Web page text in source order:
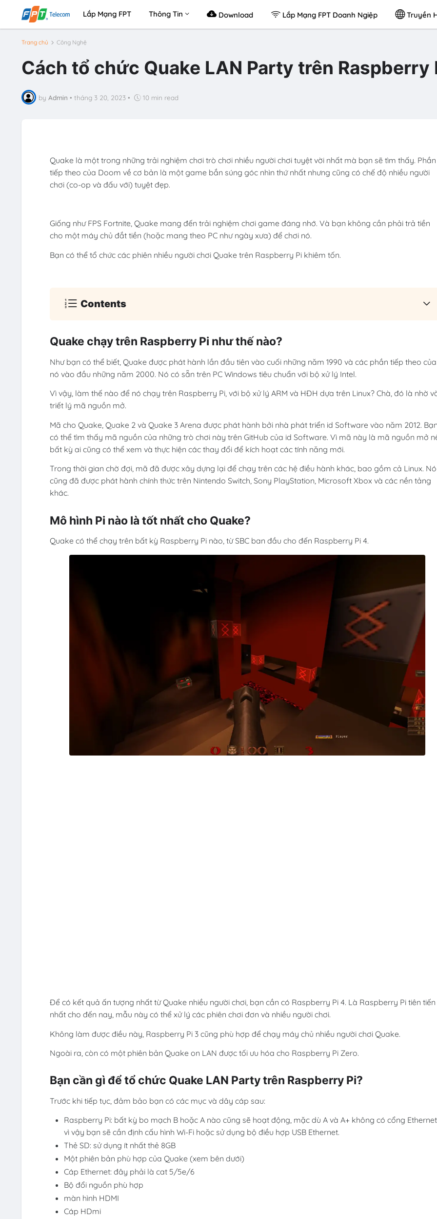
Lắp Mạng FPT Thông Tin Download Lắp Mạng FPT Doanh Ngiệp Truyền
Trang chủ Công Nghệ
Cách tổ chức Quake LAN Party trên Raspberry
by Admin • tháng 3 20, 2023 • 10 min read
Quake là một trong những trải nghiệm chơi trò chơi nhiều người chơi tuyệt vời nhất mà bạn sẽ tìm thấy. Phần
tiếp theo của Doom về cơ bản là một game bắn súng góc nhìn thứ nhất nhưng cũng có chế độ nhiều người
chơi (co-op và đấu với) tuyệt đẹp.
Giống như FPS Fortnite, Quake mang đến trải nghiệm chơi game đáng nhớ. Và bạn không cần phải trả tiền
cho một máy chủ đắt tiền (hoặc mang theo PC như ngày xưa) để chơi nó.
Bạn có thể tổ chức các phiên nhiều người chơi Quake trên Raspberry Pi khiêm tốn.
Contents
Quake chạy trên Raspberry Pi như thế nào?
Như bạn có thể biết, Quake được phát hành lần đầu tiên vào cuối những năm 1990 và các phần tiếp theo của
nó vào đầu những năm 2000. Nó có sẵn trên PC Windows tiêu chuẩn với bộ xử lý Intel.
Vì vậy, làm thế nào để nó chạy trên Raspberry Pi, với bộ xử lý ARM và HĐH dựa trên Linux? Chà, đó là nhờ
triết lý mã nguồn mở.
Mã cho Quake, Quake 2 và Quake 3 Arena được phát hành bởi nhà phát triển id Software vào năm 2012.
có thể tìm thấy mã nguồn của những trò chơi này trên GitHub của id Software. Vì mã này là mã nguồn mở
bất kỳ ai cũng có thể xem và thực hiện các thay đổi để kích hoạt các tính năng mới.
Trong thời gian chờ đợi, mã đã được xây dựng lại để chạy trên các hệ điều hành khác, bao gồm cả Linux. Nó
cũng đã được phát hành chính thức trên Nintendo Switch, Sony PlayStation, Microsoft Xbox và các nền tảng
khác.
Mô hình Pi nào là tốt nhất cho Quake?
Quake có thể chạy trên bất kỳ Raspberry Pi nào, từ SBC ban đầu cho đến Raspberry Pi 4.
Để có kết quả ấn tượng nhất từ ​​Quake nhiều người chơi, bạn cần có Raspberry Pi 4. Là Raspberry Pi tiên tiến
nhất cho đến nay, mẫu này có thể xử lý các phiên chơi đơn và nhiều người chơi.
Không làm được điều này, Raspberry Pi 3 cũng phù hợp để chạy máy chủ nhiều người chơi Quake.
Ngoài ra, còn có một phiên bản Quake on LAN được tối ưu hóa cho Raspberry Pi Zero.
Bạn cần gì để tổ chức Quake LAN Party trên Raspberry Pi?
Trước khi tiếp tục, đảm bảo bạn có các mục và dây cáp sau:
Raspberry Pi: bất kỳ bo mạch B hoặc A nào cũng sẽ hoạt động, mặc dù A và A+ không có cổng
vì vậy bạn sẽ cần định cấu hình Wi-Fi hoặc sử dụng bộ điều hợp USB Ethernet.
Thẻ SD: sử dụng ít nhất thẻ 8GB
Một phiên bản phù hợp của Quake (xem bên dưới)
Cáp Ethernet: đây phải là cat 5/5e/6
Bộ đổi nguồn phù hợp
màn hình HDMI
Cáp HDmi